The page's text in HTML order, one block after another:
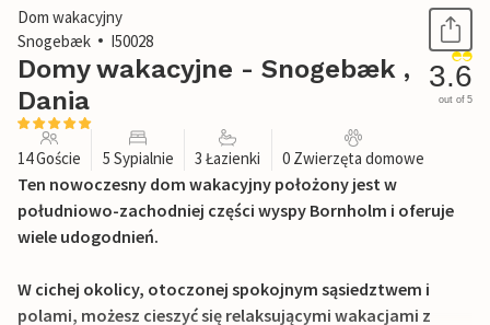
Dom wakacyjny
Snogebæk
I50028
Domy wakacyjne - Snogebæk ,
Dania
3.6
out of 5
14 Goście 5 Sypialnie 3 Łazienki 0 Zwierzęta domowe
Ten nowoczesny dom wakacyjny położony jest w
południowo-zachodniej części wyspy Bornholm i oferuje
wiele udogodnień.
W cichej okolicy, otoczonej spokojnym sąsiedztwem i
polami, możesz cieszyć się relaksującymi wakacjami z